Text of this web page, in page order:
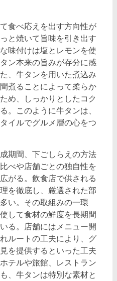
食べ応えを出す方向性が
と焼いて旨味を引き出す
味付けは塩とレモンを使
ン本来の旨みが存分に感
、牛タンを用いた煮込み
煮ることによって柔らか
め、しっかりとしたコク
。このように牛タンは、
イルでグルメ層の心をつ
期間、下ごしらえの方法
べや店舗ごとの独自性を
がる。飲食店で供される
を徹底し、厳選された部
い。その取組みの一環
して食材の鮮度を長期間
る。店舗にはメニュー開
ルートの工夫により、グ
を提供するといった工夫
テルや旅館、レストラン
、牛タンは特別な素材と